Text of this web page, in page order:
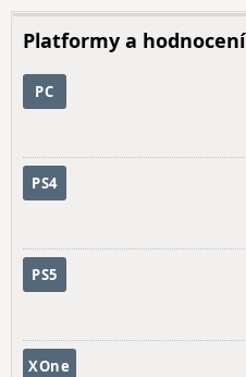
Platformy a hodnocení
PC
PS4
PS5
XOne